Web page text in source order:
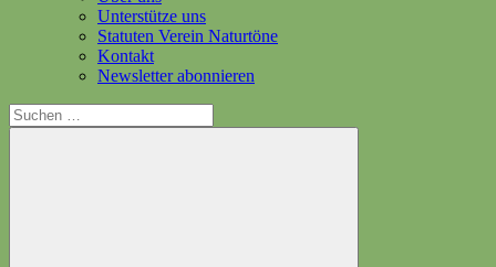
Unterstütze uns
Statuten Verein Naturtöne
Kontakt
Newsletter abonnieren
Suchen
nach: